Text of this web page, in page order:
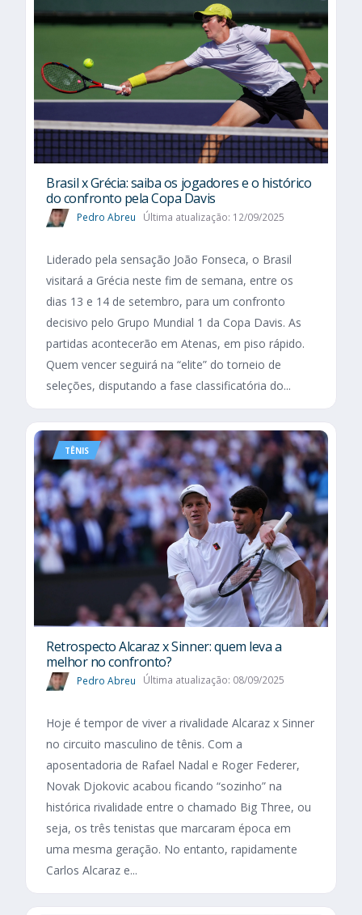
Brasil x Grécia: saiba os jogadores e o histórico
do confronto pela Copa Davis
Pedro Abreu Última atualização: 12/09/2025
Liderado pela sensação João Fonseca, o Brasil
visitará a Grécia neste fim de semana, entre os
dias 13 e 14 de setembro, para um confronto
decisivo pelo Grupo Mundial 1 da Copa Davis. As
partidas acontecerão em Atenas, em piso rápido.
Quem vencer seguirá na “elite” do torneio de
seleções, disputando a fase classificatória do...
TÊNIS
Retrospecto Alcaraz x Sinner: quem leva a
melhor no confronto?
Pedro Abreu Última atualização: 08/09/2025
Hoje é tempor de viver a rivalidade Alcaraz x Sinner
no circuito masculino de tênis. Com a
aposentadoria de Rafael Nadal e Roger Federer,
Novak Djokovic acabou ficando “sozinho” na
histórica rivalidade entre o chamado Big Three, ou
seja, os três tenistas que marcaram época em
uma mesma geração. No entanto, rapidamente
Carlos Alcaraz e...